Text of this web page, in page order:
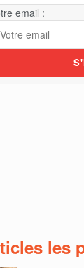
email :
les